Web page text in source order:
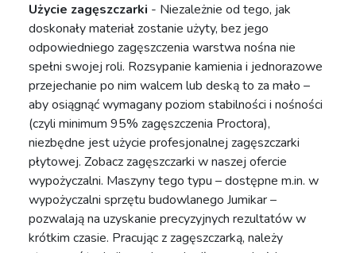
Użycie zagęszczarki - Niezależnie od tego, jak
doskonały materiał zostanie użyty, bez jego
odpowiedniego zagęszczenia warstwa nośna nie
spełni swojej roli. Rozsypanie kamienia i jednorazowe
przejechanie po nim walcem lub deską to za mało –
aby osiągnąć wymagany poziom stabilności i nośności
(czyli minimum 95% zagęszczenia Proctora),
niezbędne jest użycie profesjonalnej zagęszczarki
płytowej. Zobacz zagęszczarki w naszej ofercie
wypożyczalni. Maszyny tego typu – dostępne m.in. w
wypożyczalni sprzętu budowlanego Jumikar –
pozwalają na uzyskanie precyzyjnych rezultatów w
krótkim czasie. Pracując z zagęszczarką, należy